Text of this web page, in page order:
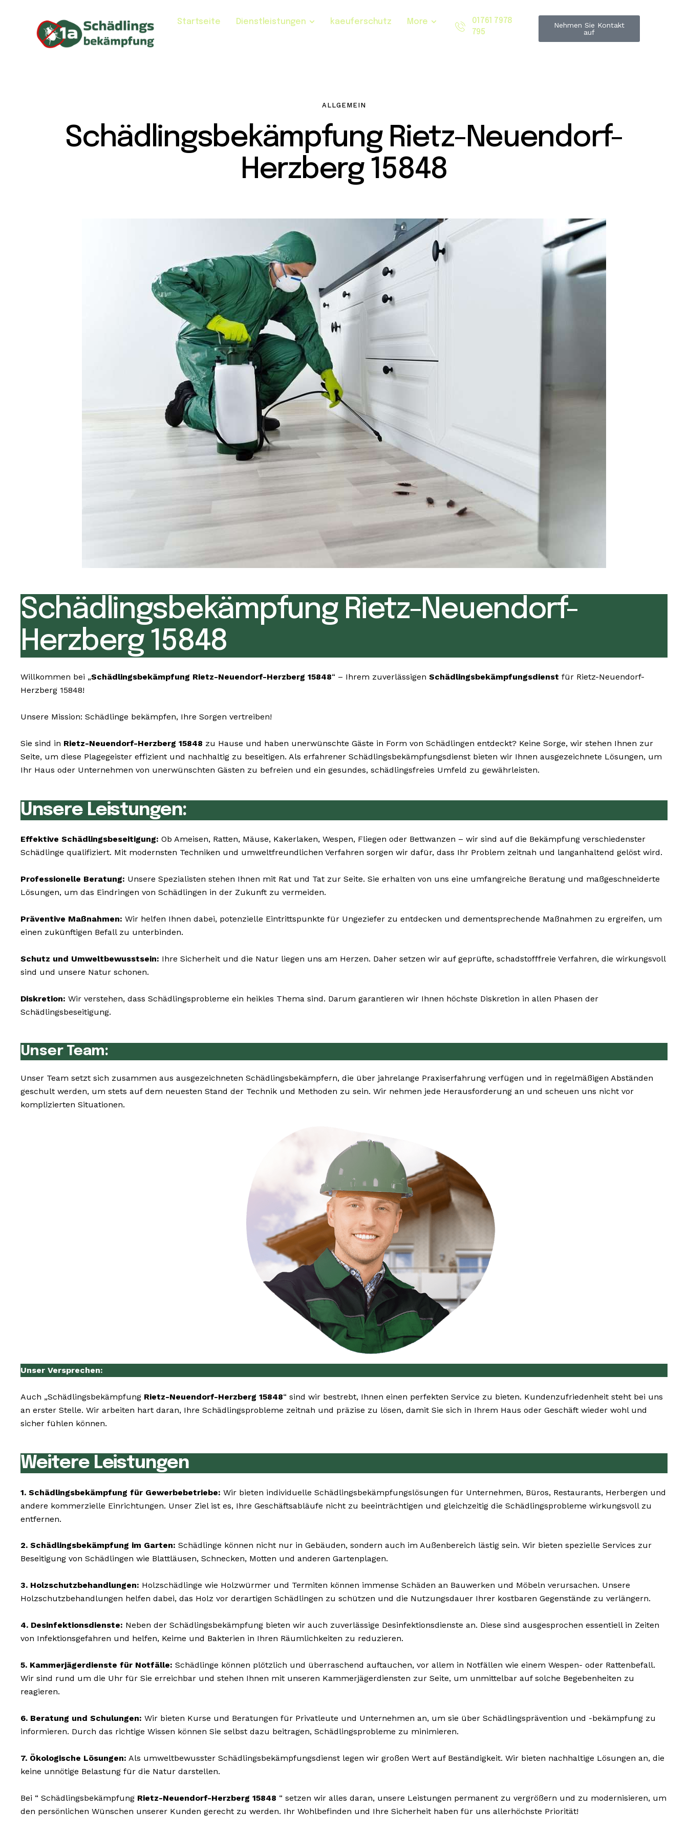
Startseite Dienstleistungen kaeuferschutz More
01761 7978
795
Nehmen Sie Kontakt
auf
ALLGEMEIN
Schädlingsbekämpfung Rietz-Neuendorf-
Herzberg 15848
Schädlingsbekämpfung Rietz-Neuendorf-
Herzberg 15848
Willkommen bei „Schädlingsbekämpfung Rietz-Neuendorf-Herzberg 15848“ – Ihrem zuverlässigen Schädlingsbekämpfungsdienst für Rietz-Neuendorf-
Herzberg 15848!
Unsere Mission: Schädlinge bekämpfen, Ihre Sorgen vertreiben!
Sie sind in Rietz-Neuendorf-Herzberg 15848 zu Hause und haben unerwünschte Gäste in Form von Schädlingen entdeckt? Keine Sorge, wir stehen Ihnen zur
Seite, um diese Plagegeister effizient und nachhaltig zu beseitigen. Als erfahrener Schädlingsbekämpfungsdienst bieten wir Ihnen ausgezeichnete Lösungen, um
Ihr Haus oder Unternehmen von unerwünschten Gästen zu befreien und ein gesundes, schädlingsfreies Umfeld zu gewährleisten.
Unsere Leistungen:
Effektive Schädlingsbeseitigung: Ob Ameisen, Ratten, Mäuse, Kakerlaken, Wespen, Fliegen oder Bettwanzen – wir sind auf die Bekämpfung verschiedenster
Schädlinge qualifiziert. Mit modernsten Techniken und umweltfreundlichen Verfahren sorgen wir dafür, dass Ihr Problem zeitnah und langanhaltend gelöst wird.
Professionelle Beratung: Unsere Spezialisten stehen Ihnen mit Rat und Tat zur Seite. Sie erhalten von uns eine umfangreiche Beratung und maßgeschneiderte
Lösungen, um das Eindringen von Schädlingen in der Zukunft zu vermeiden.
Präventive Maßnahmen: Wir helfen Ihnen dabei, potenzielle Eintrittspunkte für Ungeziefer zu entdecken und dementsprechende Maßnahmen zu ergreifen, um
einen zukünftigen Befall zu unterbinden.
Schutz und Umweltbewusstsein: Ihre Sicherheit und die Natur liegen uns am Herzen. Daher setzen wir auf geprüfte, schadstofffreie Verfahren, die wirkungsvoll
sind und unsere Natur schonen.
Diskretion: Wir verstehen, dass Schädlingsprobleme ein heikles Thema sind. Darum garantieren wir Ihnen höchste Diskretion in allen Phasen der
Schädlingsbeseitigung.
Unser Team:
Unser Team setzt sich zusammen aus ausgezeichneten Schädlingsbekämpfern, die über jahrelange Praxiserfahrung verfügen und in regelmäßigen Abständen
geschult werden, um stets auf dem neuesten Stand der Technik und Methoden zu sein. Wir nehmen jede Herausforderung an und scheuen uns nicht vor
komplizierten Situationen.
Unser Versprechen:
Auch „Schädlingsbekämpfung Rietz-Neuendorf-Herzberg 15848“ sind wir bestrebt, Ihnen einen perfekten Service zu bieten. Kundenzufriedenheit steht bei uns
an erster Stelle. Wir arbeiten hart daran, Ihre Schädlingsprobleme zeitnah und präzise zu lösen, damit Sie sich in Ihrem Haus oder Geschäft wieder wohl und
sicher fühlen können.
Weitere Leistungen
1. Schädlingsbekämpfung für Gewerbebetriebe: Wir bieten individuelle Schädlingsbekämpfungslösungen für Unternehmen, Büros, Restaurants, Herbergen und
andere kommerzielle Einrichtungen. Unser Ziel ist es, Ihre Geschäftsabläufe nicht zu beeinträchtigen und gleichzeitig die Schädlingsprobleme wirkungsvoll zu
entfernen.
2. Schädlingsbekämpfung im Garten: Schädlinge können nicht nur in Gebäuden, sondern auch im Außenbereich lästig sein. Wir bieten spezielle Services zur
Beseitigung von Schädlingen wie Blattläusen, Schnecken, Motten und anderen Gartenplagen.
3. Holzschutzbehandlungen: Holzschädlinge wie Holzwürmer und Termiten können immense Schäden an Bauwerken und Möbeln verursachen. Unsere
Holzschutzbehandlungen helfen dabei, das Holz vor derartigen Schädlingen zu schützen und die Nutzungsdauer Ihrer kostbaren Gegenstände zu verlängern.
4. Desinfektionsdienste: Neben der Schädlingsbekämpfung bieten wir auch zuverlässige Desinfektionsdienste an. Diese sind ausgesprochen essentiell in Zeiten
von Infektionsgefahren und helfen, Keime und Bakterien in Ihren Räumlichkeiten zu reduzieren.
5. Kammerjägerdienste für Notfälle: Schädlinge können plötzlich und überraschend auftauchen, vor allem in Notfällen wie einem Wespen- oder Rattenbefall.
Wir sind rund um die Uhr für Sie erreichbar und stehen Ihnen mit unseren Kammerjägerdiensten zur Seite, um unmittelbar auf solche Begebenheiten zu
reagieren.
6. Beratung und Schulungen: Wir bieten Kurse und Beratungen für Privatleute und Unternehmen an, um sie über Schädlingsprävention und -bekämpfung zu
informieren. Durch das richtige Wissen können Sie selbst dazu beitragen, Schädlingsprobleme zu minimieren.
7. Ökologische Lösungen: Als umweltbewusster Schädlingsbekämpfungsdienst legen wir großen Wert auf Beständigkeit. Wir bieten nachhaltige Lösungen an, die
keine unnötige Belastung für die Natur darstellen.
Bei “ Schädlingsbekämpfung Rietz-Neuendorf-Herzberg 15848 “ setzen wir alles daran, unsere Leistungen permanent zu vergrößern und zu modernisieren, um
den persönlichen Wünschen unserer Kunden gerecht zu werden. Ihr Wohlbefinden und Ihre Sicherheit haben für uns allerhöchste Priorität!